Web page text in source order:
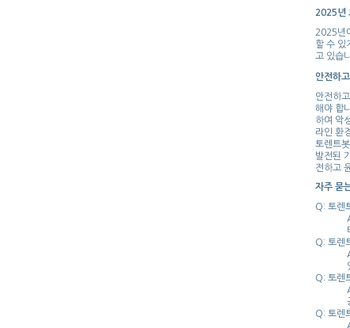
2025년
2025년
할 수 있
고 있습
안전하
안전하
해야 합
하여 악
라인 환
토렌트
발전된
전하고
자주 묻
Q: 토렌
Q: 토렌
Q: 토렌
Q: 토렌